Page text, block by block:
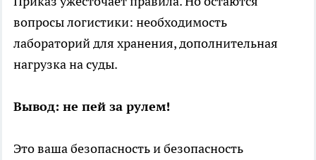
вопросы логистики: необходимость
лабораторий для хранения, дополнительная
нагрузка на суды.
Вывод: не пей за рулем!
Это ваша безопасность и безопасность